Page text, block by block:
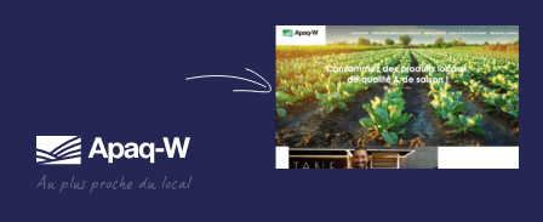
Au plus proche du local